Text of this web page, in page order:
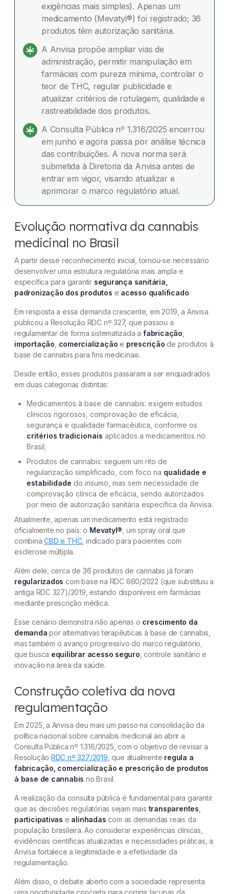
Quais serão os próximos passos após a consulta
pública
Considerações finais
Dúvidas frequentes
exigências mais simples). Apenas um
medicamento (Mevatyl®) foi registrado; 36
produtos têm autorização sanitária.
A Anvisa propõe ampliar vias de
administração, permitir manipulação em
farmácias com pureza mínima, controlar o
teor de THC, regular publicidade e
atualizar critérios de rotulagem, qualidade e
rastreabilidade dos produtos.
A Consulta Pública nº 1.316/2025 encerrou
em junho e agora passa por análise técnica
das contribuições. A nova norma será
submetida à Diretoria da Anvisa antes de
entrar em vigor, visando atualizar e
aprimorar o marco regulatório atual.
Evolução normativa da cannabis
medicinal no Brasil
A partir desse reconhecimento inicial, tornou-se necessário
desenvolver uma estrutura regulatória mais ampla e
específica para garantir segurança sanitária,
padronização dos produtos e acesso qualificado.
Em resposta a essa demanda crescente, em 2019, a Anvisa
publicou a Resolução RDC nº 327, que passou a
regulamentar de forma sistematizada afabricação
importação comercialização e prescrição de produtos à
base de cannabis para fins medicinais.
Desde então, esses produtos passaram a ser enquadrados
em duas categorias distintas:
Medicamentos à base de cannabis: exigem estudos
clínicos rigorosos, comprovação de eficácia,
segurança e qualidade farmacêutica, conforme os
critérios tradicionais aplicados a medicamentos no
Brasil;
Produtos de cannabis: seguem um rito de
regularização simplificado, com foco na qualidade e
estabilidade do insumo, mas sem necessidade de
comprovação clínica de eficácia, sendo autorizados
por meio de autorização sanitária específica da Anvisa.
Atualmente, apenas um medicamento está registrado
oficialmente no país: o Mevatyl® , um spray oral que
combinaCBD e THC, indicado para pacientes com
esclerose múltipla.
Além dele, cerca de 36 produtos de cannabis já foram
regularizados com base na RDC 660/2022 (que substituiu a
antiga RDC 327)/2019, estando disponíveis em farmácias
mediante prescrição médica.
Esse cenário demonstra não apenas o crescimento da
demanda por alternativas terapêuticas à base de cannabis,
mas também o avanço progressivo do marco regulatório,
que busca equilibrar acesso seguro , controle sanitário e
inovação na área da saúde.
Construção coletiva da nova
regulamentação
Em 2025, a Anvisa deu mais um passo na consolidação da
política nacional sobre cannabis medicinal ao abrir a
Consulta Pública nº 1.316/2025, com o objetivo de revisar a
Resolução RDC nº 327/2019 , que atualmente regula a
fabricação, comercialização e prescrição de produtos
à base de cannabis no Brasil.
A realização da consulta pública é fundamental para garantir
que as decisões regulatórias sejam mais transparentes
participativas e alinhadas com as demandas reais da
população brasileira. Ao considerar experiências clínicas,
evidências científicas atualizadas e necessidades práticas, a
Anvisa fortalece a legitimidade e a efetividade da
regulamentação.
Além disso, o debate aberto com a sociedade representa